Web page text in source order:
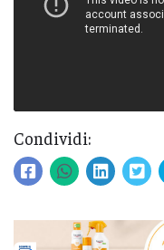
Condividi: